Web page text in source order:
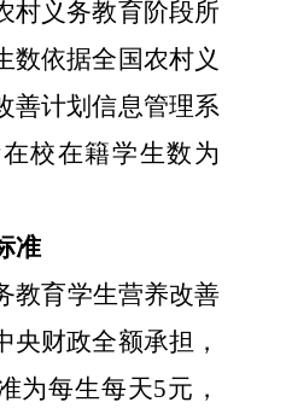
村义务教育阶段所
数依据全国农村义
善计划信息管理系
校在籍学生数为
准
教育学生营养改善
央财政全额承担，
为每生每天5元 ，